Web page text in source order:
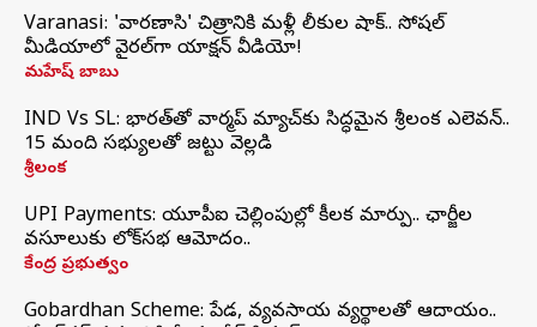
Varanasi: 'వారణాసి' చిత్రానికి మళ్లీ లీకుల షాక్.. సోషల్
మీడియాలో వైరల్‌గా యాక్షన్ వీడియో!
మహేష్ బాబు
IND Vs SL: భారత్‌తో వార్మప్‌ మ్యాచ్‌కు సిద్ధమైన శ్రీలంక ఎలెవన్..
15 మంది సభ్యులతో జట్టు వెల్లడి
శ్రీలంక
UPI Payments: యూపీఐ చెల్లింపుల్లో కీలక మార్పు.. ఛార్జీల
వసూలుకు లోక్‌సభ ఆమోదం..
కేంద్ర ప్రభుత్వం
Gobardhan Scheme: పేడ, వ్యవసాయ వ్యర్థాలతో ఆదాయం..